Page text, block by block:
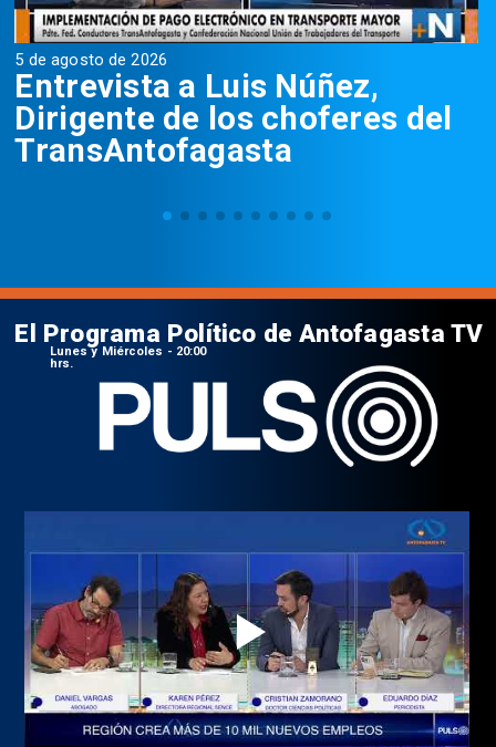
5 de agosto de 2026
Entrevista a Luis Núñez,
Dirigente de los choferes del
TransAntofagasta
El Programa Político de Antofagasta TV
Lunes y Miércoles - 20:00
hrs.